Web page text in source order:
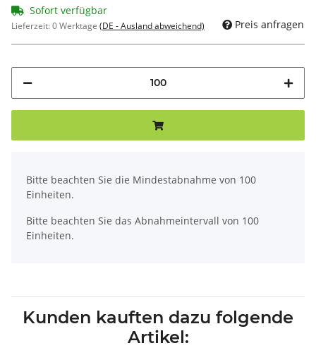
Sofort verfügbar
Lieferzeit:0 Werktage (DE - Ausland abweichend) Preis anfragen
Bitte beachten Sie die Mindestabnahme von 100
Einheiten.
Bitte beachten Sie das Abnahmeintervall von 100
Einheiten.
Kunden kauften dazu folgende
Artikel: